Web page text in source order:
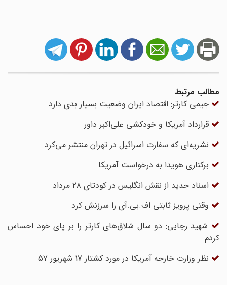
مطالب مرتبط
جیمی کارتر: اقتصاد ایران وضعیت بسیار بدی دارد
قرارداد آمریکا و خودکشی علی‌اکبر داور
نشریه‌ای که سفارت اسرائیل در تهران منتشر می‌کرد
برکناری هویدا به درخواست آمریکا
اسناد جدید از نقش انگلیس در کودتای ۲۸ مرداد
وقتی پرویز ثابتی اف.بی.آی را سرزنش کرد
شهید رجایی: دو سال شلاق‌های کارتر را بر پای خود احساس
کردم
نظر وزارت خارجه آمریکا در مورد کشتار 17 شهریور 57